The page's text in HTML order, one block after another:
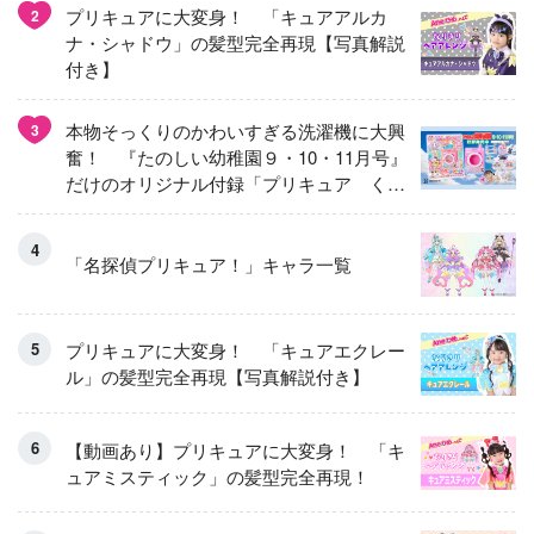
2
プリキュアに大変身！ 「キュアアルカ
ナ・シャドウ」の髪型完全再現【写真解説
付き】
3
本物そっくりのかわいすぎる洗濯機に大興
奮！ 『たのしい幼稚園９・10・11月号』
だけのオリジナル付録「プリキュア くる
くるせんたくき」
「名探偵プリキュア！」キャラ一覧
プリキュアに大変身！ 「キュアエクレー
ル」の髪型完全再現【写真解説付き】
【動画あり】プリキュアに大変身！ 「キ
ュアミスティック」の髪型完全再現！